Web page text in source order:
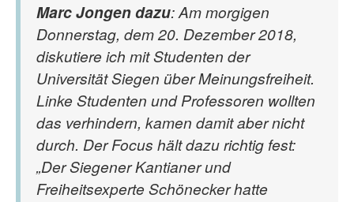
Marc Jongen dazu: Am morgigen
Donnerstag, dem 20. Dezember 2018,
diskutiere ich mit Studenten der
Universität Siegen über Meinungsfreiheit.
Linke Studenten und Professoren wollten
das verhindern, kamen damit aber nicht
durch. Der Focus hält dazu richtig fest:
„Der Siegener Kantianer und
Freiheitsexperte Schönecker hatte